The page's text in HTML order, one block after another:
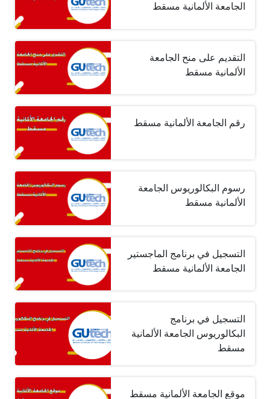
الجامعة الألمانية مسقط
التقديم على منح الجامعة
الألمانية مسقط
رقم الجامعة الألمانية مسقط
رسوم البكالوريوس الجامعة
الألمانية مسقط
التسجيل في برنامج الماجستير
الجامعة الألمانية مسقط
التسجيل في برنامج
البكالوريوس الجامعة الألمانية
مسقط
موقع الجامعة الألمانية مسقط